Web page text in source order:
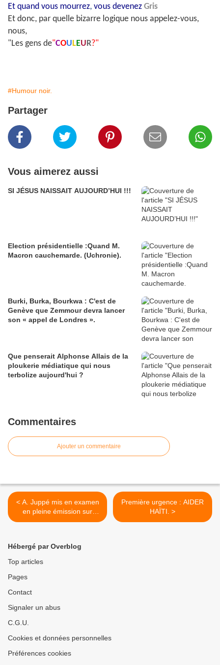
Et quand vous mourrez, vous devenez Gris
Et donc, par quelle bizarre logique nous appelez-vous,
nous,
"Les gens de"COULEUR?"
#Humour noir.
Partager
Vous aimerez aussi
SI JÉSUS NAISSAIT AUJOURD’HUI !!!
Election présidentielle :Quand M.
Macron cauchemarde. (Uchronie).
Burki, Burka, Bourkwa : C'est de
Genève que Zemmour devra lancer
son « appel de Londres ».
Que penserait Alphonse Allais de la
ploukerie médiatique qui nous
terbolize aujourd'hui ?
Commentaires
Ajouter un commentaire
< A. Juppé mis en examen
en pleine émission sur
France II !
Première urgence : AIDER
HAÏTI. >
Hébergé par Overblog
Top articles
Pages
Contact
Signaler un abus
C.G.U.
Cookies et données personnelles
Préférences cookies